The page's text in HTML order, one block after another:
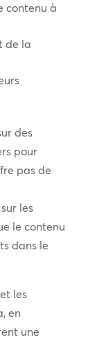
contenu à
de la
des
pour
pas de
les
le contenu
dans le
les
en
une